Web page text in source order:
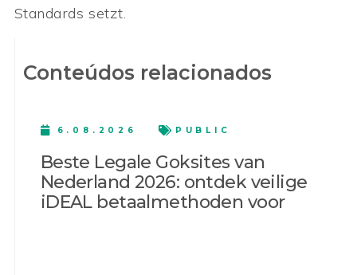
Standards setzt.
Conteúdos relacionados
6.08.2026 PUBLIC
Beste Legale Goksites van
Nederland 2026: ontdek veilige
iDEAL betaalmethoden voor